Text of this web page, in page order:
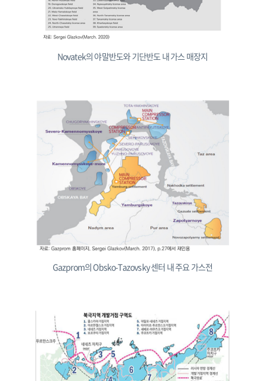
Novatek의 야말반도와 기단반도 내 가스 매장지
Gazprom의 Obsko-Tazovsky 센터 내 주요 가스전